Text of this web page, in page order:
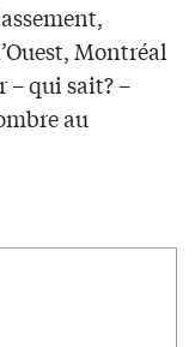
Montréal
– qui sait? –
au